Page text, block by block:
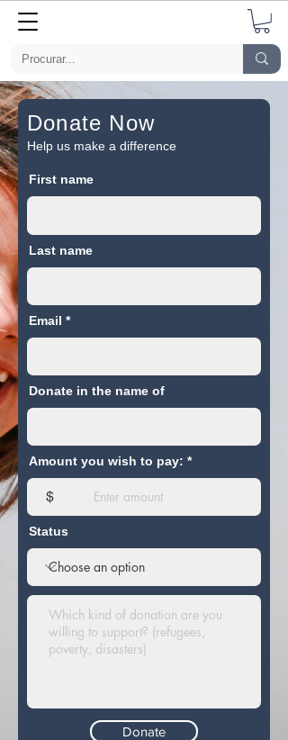
Donate Now
Help us make a difference
First name
Last name
Email
Donate in the name of
Amount you wish to pay:
$
Status
Donate